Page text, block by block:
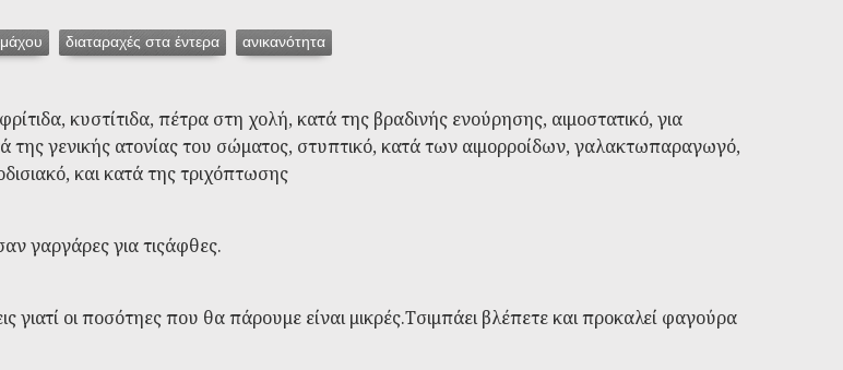
διαταραχές στα έντερα ανικανότητα
κυστίτιδα, πέτρα στη χολή, κατά της βραδινής ενούρησης, αιμοστατικό, για
της γενικής ατονίας του σώματος, στυπτικό, κατά των αιμορροίδων, γαλακτωπαραγωγό,
και κατά της τριχόπτωσης
γαργάρες για τιςάφθες.
γιατί οι ποσότηες που θα πάρουμε είναι μικρές.Τσιμπάει βλέπετε και προκαλεί φαγούρα